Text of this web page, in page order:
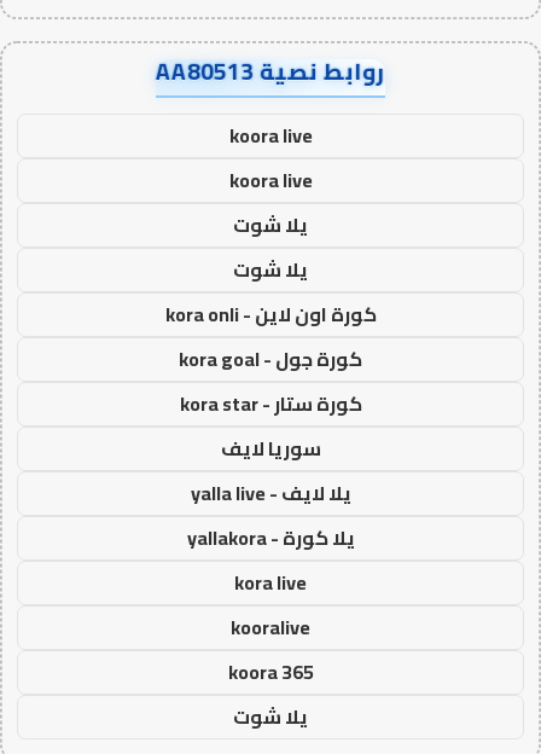
روابط نصية AA80513
koora live
koora live
يلا شوت
يلا شوت
كورة اون لاين - kora onli
كورة جول - kora goal
كورة ستار - kora star
سوريا لايف
يلا لايف - yalla live
يلا كورة - yallakora
kora live
kooralive
koora 365
يلا شوت